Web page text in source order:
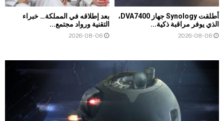
أطلقت Synology جهاز DVA7400،
الذي يوفر مراقبة ذكية...
2026-08-06
بعد إطلاقه في المملكة… خبراء
التقنية ورواد مجتمع...
2026-08-06